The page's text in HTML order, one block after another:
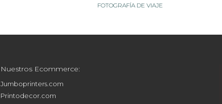
FOTOGRAFÍA DE VIAJE
Nuestros Ecommerce:
Jumboprinters.com
Printodecor.com